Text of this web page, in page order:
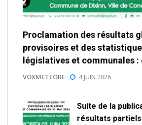
Proclamation des résultats
provisoires et des
législatives et communales :
VOXMETEORE 4 JUIN 2026
Suite de la
résultats